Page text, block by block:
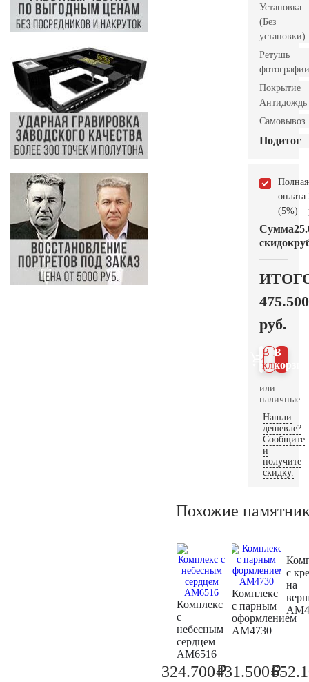
Установка
(Без
установки)
Ретушь
фотографии
Покрытие
Антидождь
Самовывоз
Подитог
Полная
оплата
(5%)
Сумма
скидок
475.500
руб.
В
В 1
клик
или
наличные.
Нашли
дешевле?
Сообщите
и
получите
скидку.
Похожие
Комплекс
с
небесным
сердцем
AM6516
341.800
324.700₽
Комплекс
с парным
оформлением
AM4730
431.500₽
с
на